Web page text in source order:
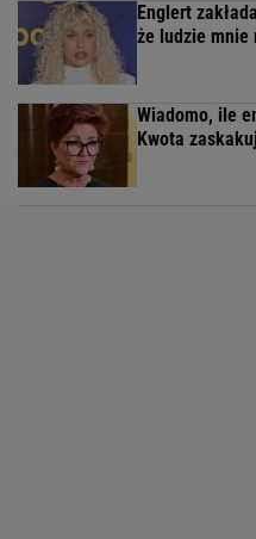
Englert
że ludzie mnie
Wiadomo, ile
Kwota